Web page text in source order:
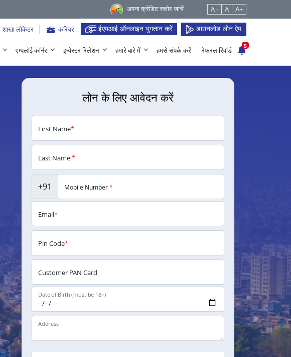
अपना क्रेडिट स्कोर जांचें A - A A+
शाखा लोकेटर करियर ईएमआई ऑनलाइन भुगतान करें डाउनलोड लोन ऐप
एम्पलॉई कॉर्नर इन्वेस्टर रिलेशन हमारे बारे में हमसे संपर्क करें रेफरल रिवॉर्ड
5
लोन के लिए आवेदन करें
First Name*
Last Name*
+91 Mobile Number*
Email*
Pin Code*
Customer PAN Card
Date of Birth (must be 18+)
Address